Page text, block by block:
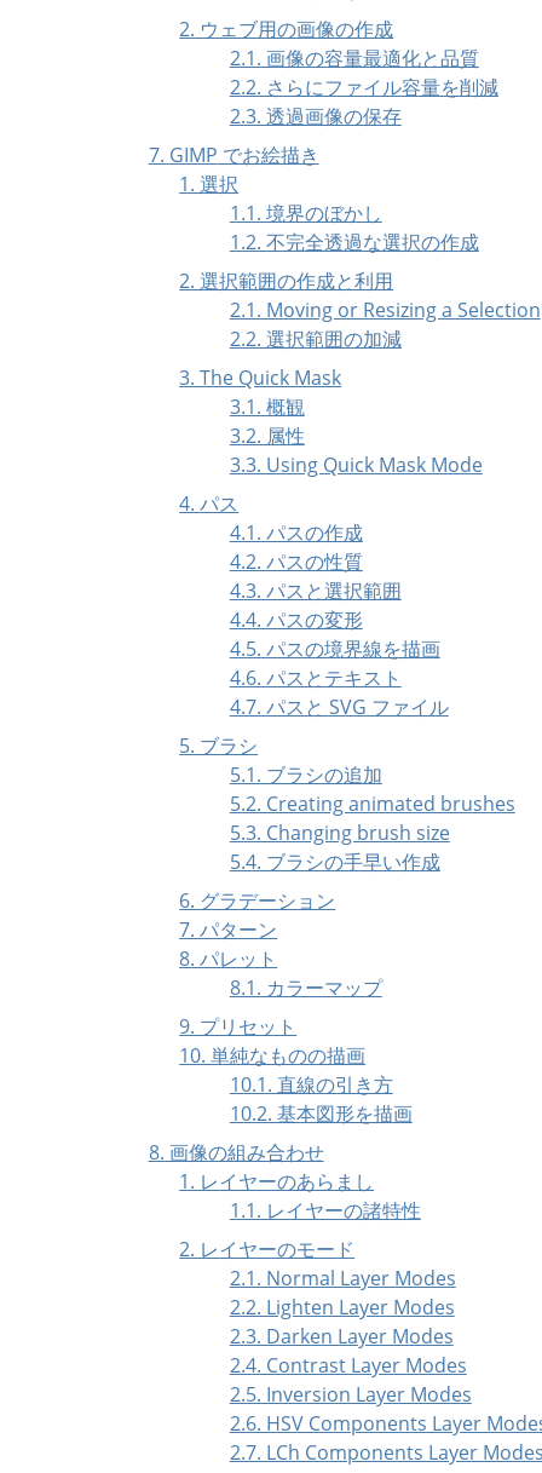
2. ウェブ用の画像の作成
2.1. 画像の容量最適化と品質
2.2. さらにファイル容量を削減
2.3. 透過画像の保存
7. GIMP でお絵描き
1. 選択
1.1. 境界のぼかし
1.2. 不完全透過な選択の作成
2. 選択範囲の作成と利用
2.1. Moving or Resizing a Selection
2.2. 選択範囲の加減
3. The Quick Mask
3.1. 概観
3.2. 属性
3.3. Using Quick Mask Mode
4.パス
4.1. パスの作成
4.2. パスの性質
4.3. パスと選択範囲
4.4. パスの変形
4.5. パスの境界線を描画
4.6. パスとテキスト
4.7. パスと SVG ファイル
5. ブラシ
5.1. ブラシの追加
5.2. Creating animated brushes
5.3. Changing brush size
5.4. ブラシの手早い作成
6. グラデーション
7. パターン
8. パレット
8.1. カラーマップ
9. プリセット
10. 単純なものの描画
10.1. 直線の引き方
10.2. 基本図形を描画
8. 画像の組み合わせ
1. レイヤーのあらまし
1.1. レイヤーの諸特性
2. レイヤーのモード
2.1. Normal Layer Modes
2.2. Lighten Layer Modes
2.3. Darken Layer Modes
2.4. Contrast Layer Modes
2.5. Inversion Layer Modes
2.6. HSV Components Layer
2.7. LCh Components Layer